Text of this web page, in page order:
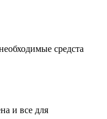
средста
и все для